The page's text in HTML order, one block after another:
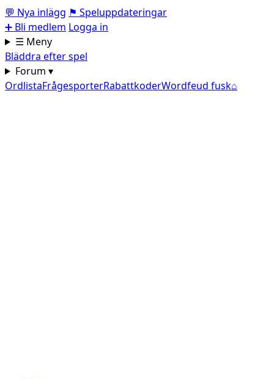
💬 Nya inlägg ⚑ Speluppdateringar
➕ Bli medlem Logga in
☰ Meny
Bläddra efter spel
Forum ▾
OrdlistaFrågesporterRabattkoderWordfeud fusk⌂